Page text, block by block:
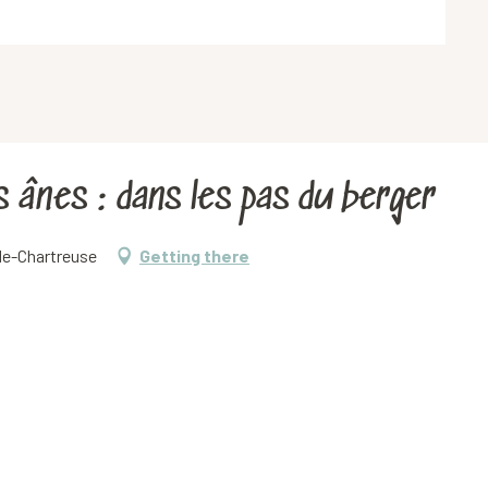
ânes : dans les pas du berger
Chartreuse Getting there